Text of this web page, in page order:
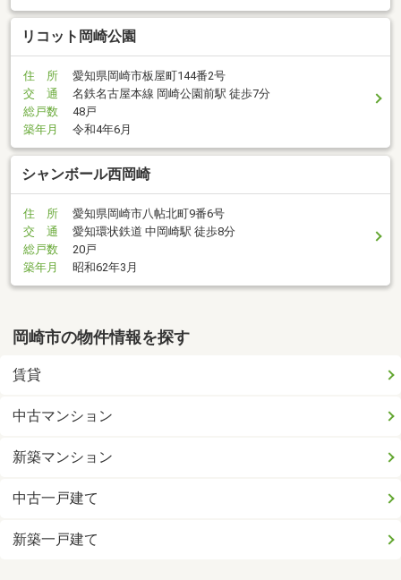
リコット岡崎公園
住 所
愛知県岡崎市板屋町144番2号
交 通
名鉄名古屋本線 岡崎公園前駅 徒歩7分
総戸数
48戸
築年月
令和4年6月
シャンボール西岡崎
住 所
愛知県岡崎市八帖北町9番6号
交 通
愛知環状鉄道 中岡崎駅 徒歩8分
総戸数
20戸
築年月
昭和62年3月
岡崎市の物件情報を探す
賃貸
中古マンション
新築マンション
中古一戸建て
新築一戸建て